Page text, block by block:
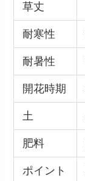
草丈
耐寒性
耐暑性
開花時期
土
肥料
ポイント